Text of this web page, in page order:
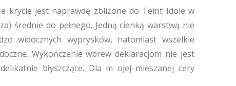
krycie jest naprawdę zbliżone do Teint Idole w
średnie do pełnego. Jedną cienką warstwą nie
widocznych wyprysków, natomiast wszelkie
Wykończenie wbrew deklaracjom nie jest
błyszczące. Dla m ojej mieszanej cery